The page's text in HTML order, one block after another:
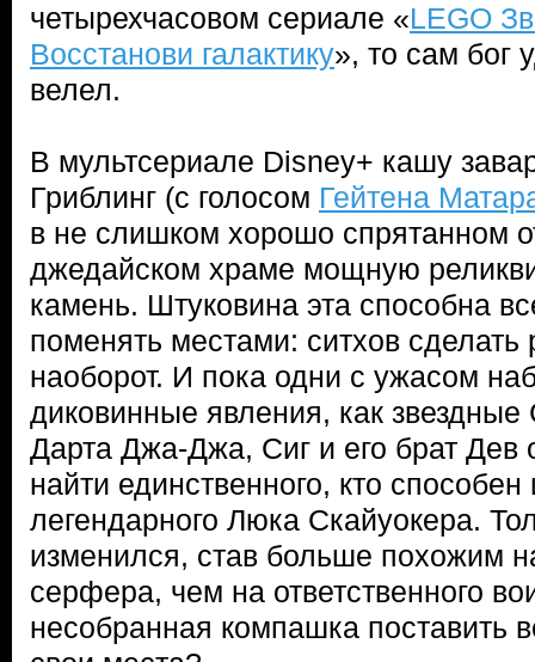
четырехчасовом сериале «LEGO
Восстанови галактику», то сам бог
велел.
В мультсериале Disney+ кашу
Гриблинг (с голосом Гейтена
в не слишком хорошо спрятанном
джедайском храме мощную
камень. Штуковина эта способна
поменять местами: ситхов
наоборот. И пока одни с ужасом
диковинные явления, как
Дарта Джа-Джа, Сиг и его брат Дев
найти единственного, кто
легендарного Люка Скайуокера.
изменился, став больше похожим
серфера, чем на ответственного
несобранная компашка поставить